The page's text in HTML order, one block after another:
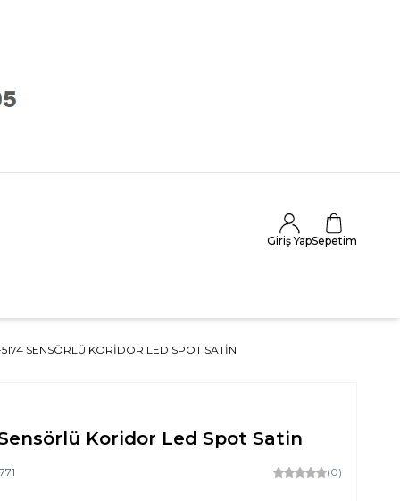
Giriş YapSepetim
SENSÖRLÜ KORIDOR LED SPOT SATIN
Sensörlü Koridor Led Spot Satin
(0)